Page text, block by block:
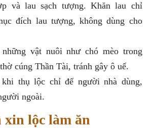
và lau sạch tượng. Khăn lau chỉ
đích lau tượng, không dùng cho
những vật nuôi như chó mèo trong
cúng Thần Tài, tránh gây ô uế.
thụ lộc chỉ để người nhà dùng,
ngoài.
xin lộc làm ăn